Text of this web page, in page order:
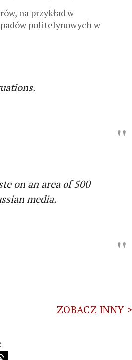
na przykład w
politelynowych w
on an area of ​​​​500
media.
ZOBACZ INNY >